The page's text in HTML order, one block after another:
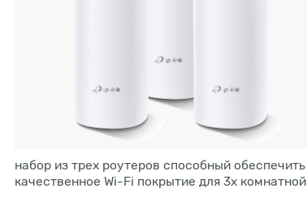
набор из трех роутеров способный обеспечить
качественное Wi-Fi покрытие для 3х комнатной